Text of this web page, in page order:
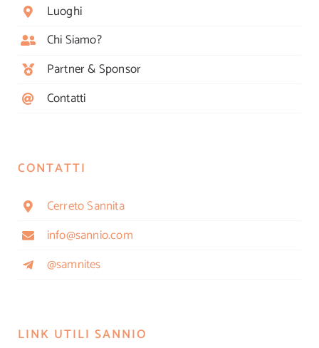
Luoghi
Chi Siamo?
Partner & Sponsor
Contatti
CONTATTI
Cerreto Sannita
info@sannio.com
@samnites
LINK UTILI SANNIO